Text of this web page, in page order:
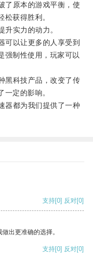
原本的游戏平衡，使
松获得胜利。
实力的动力。
以让更多的人享受到
强制性使用，玩家可以
科技产品，改变了传
一定的影响。
都为我们提供了一种
支持[0] 反对[0]
出更准确的选择。
支持[0] 反对[0]